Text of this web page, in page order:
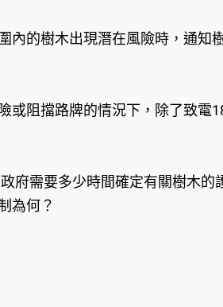
內的樹木出現潛在風險時，通
或阻擋路牌的情況下，除了致
府需要多少時間確定有關樹木
為何？